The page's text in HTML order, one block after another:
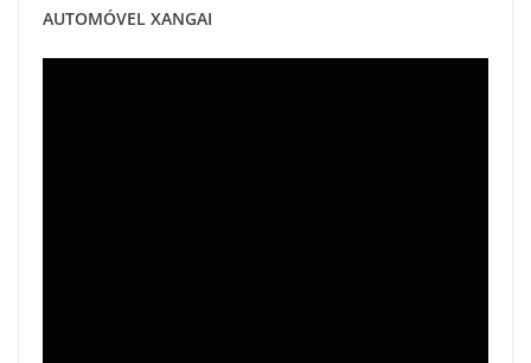
AUTOMÓVEL XANGAI